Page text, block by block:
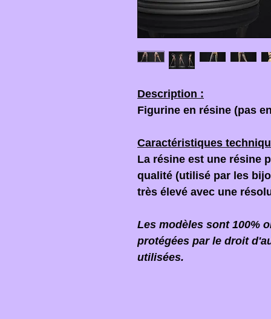
Description :
Figurine en résine (pas
Caractéristiques
La résine est une résine
qualité (utilisé par les
très élevé avec une
Les modèles sont 100%
protégées par le droit
utilisées.